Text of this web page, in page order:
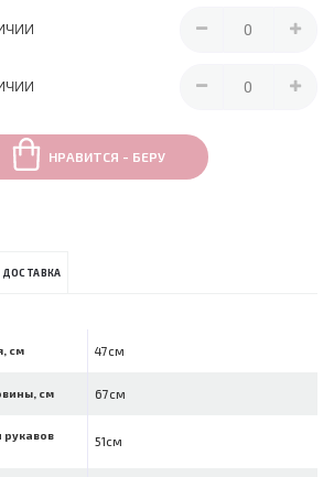
НРАВИТСЯ - БЕРУ
ДОСТАВКА
см 47см
см 67см
51см